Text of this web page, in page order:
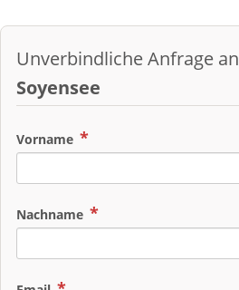
Unverbindliche Anfrage an
Soyensee
Vorname
Nachname